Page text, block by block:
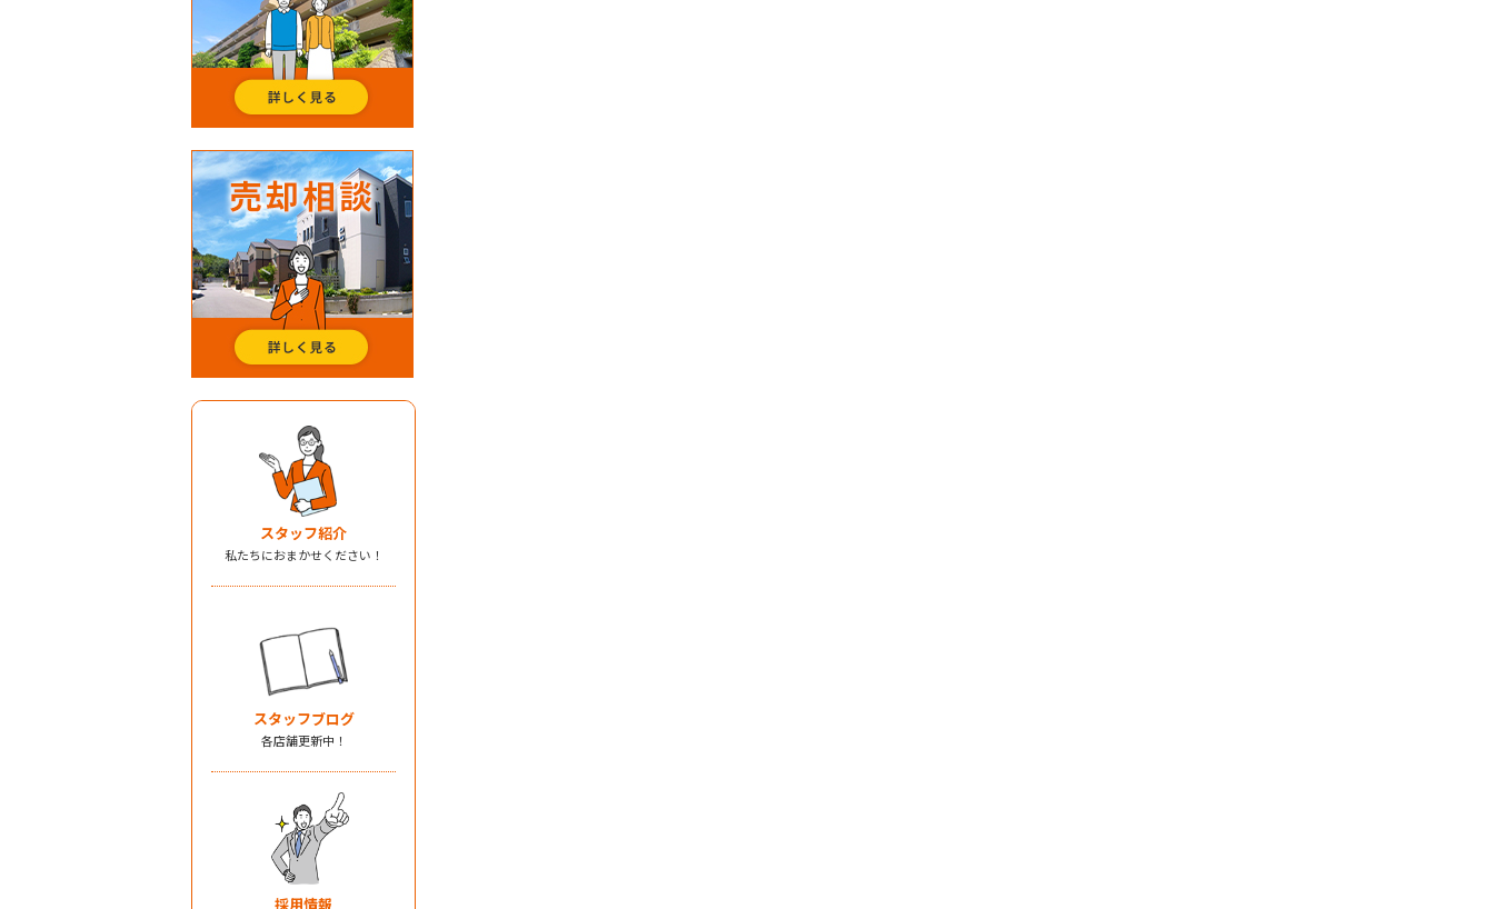
スタッフ紹介
私たちにおまかせください！
スタッフブログ
各店舗更新中！
採用情報